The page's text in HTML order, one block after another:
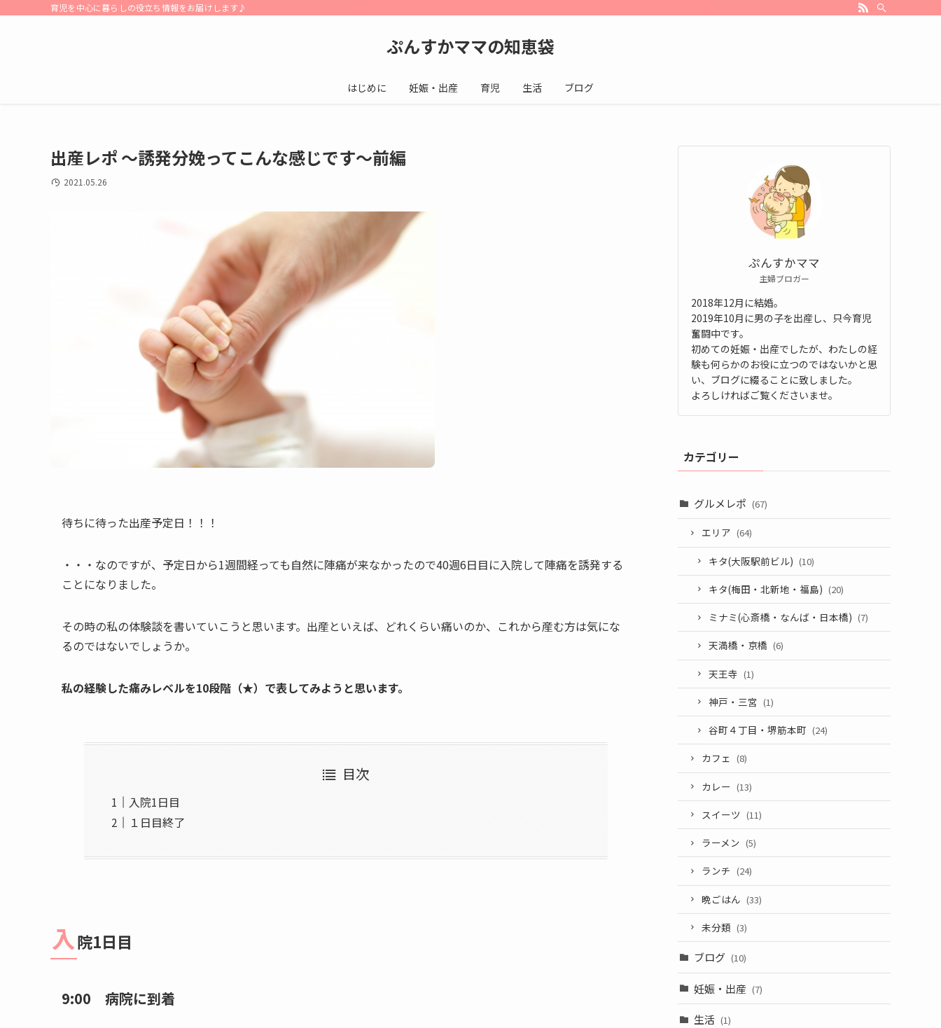
育児を中心に暮らしの役立ち情報をお届けします♪
ぷんすかママの知恵袋
はじめに 妊娠・出産 育児 生活 ブログ
出産レポ 〜誘発分娩ってこんな感じです〜前編
2021.05.26
待ちに待った出産予定日！！！
・・・なのですが、予定日から1週間経っても自然に陣痛が来なかったので40週6日目に入院して陣痛を誘発する
ことになりました。
その時の私の体験談を書いていこうと思います。出産といえば、どれくらい痛いのか、これから産む方は気にな
るのではないでしょうか。
私の経験した痛みレベルを10段階（★） で表してみようと思います。
目次
入院1日目
１日目終了
入院1日目
9:00 病院に到着
ぷんすかママ
主婦ブロガー
2018年12月に結婚。
2019年10月に男の子を出産し、只今育児
奮闘中です。
初めての妊娠・出産でしたが、わたしの経
験も何らかのお役に立つのではないかと思
い、ブログに綴ることに致しました。
よろしければご覧くださいませ。
カテゴリー
グルメレポ (67)
エリア (64)
キタ(大阪駅前ビル) (10)
キタ(梅田・北新地・福島) (20)
ミナミ(心斎橋・なんば・日本橋) (7)
天満橋・京橋 (6)
天王寺 (1)
神戸・三宮 (1)
谷町４丁目・堺筋本町 (24)
カフェ (8)
カレー (13)
スイーツ (11)
ラーメン (5)
ランチ (24)
晩ごはん (33)
未分類 (3)
ブログ (10)
妊娠・出産 (7)
生活 (1)